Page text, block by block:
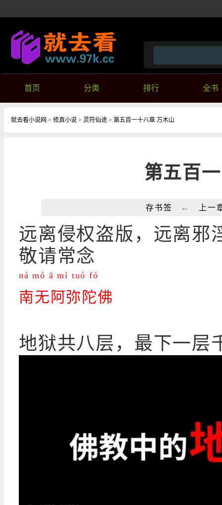
首页 分类 排行 全书
就去看小说网 > 修真小说 > 灵符仙途 > 第五百一十八章 万木山
第五百
存书签 ← 上一
远离侵权盗版，远离邪
敬请常念
ná mó ā mí tuó fó
南无阿弥陀佛
地狱共八层，最下一层